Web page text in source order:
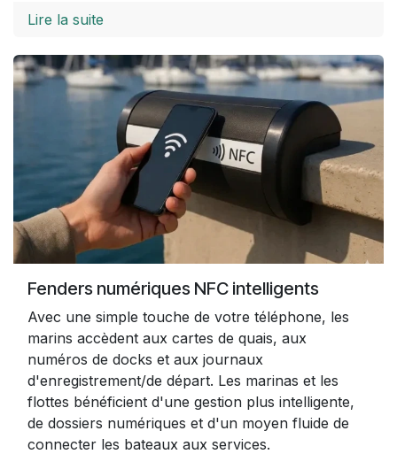
Lire la suite
Fenders numériques NFC intelligents
Avec une simple touche de votre téléphone, les
marins accèdent aux cartes de quais, aux
numéros de docks et aux journaux
d'enregistrement/de départ. Les marinas et les
flottes bénéficient d'une gestion plus intelligente,
de dossiers numériques et d'un moyen fluide de
connecter les bateaux aux services.